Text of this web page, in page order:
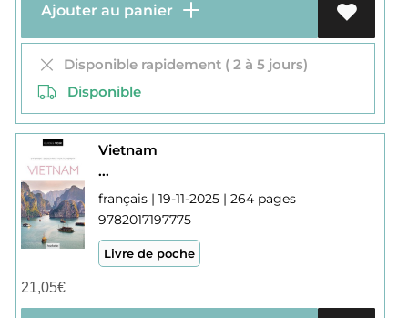
Ajouter au panier
Disponible rapidement ( 2 à 5 jours)
Disponible
Vietnam
...
français | 19-11-2025 | 264 pages
9782017197775
Livre de poche
21,05€